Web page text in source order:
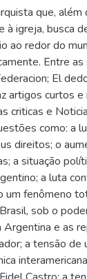
que,
à igreja, busca
ao redor do
Entre as
El
artigos curtos
criticas e
como: a
direitos; o
a situação
a luta
um fenômeno
sob o
Argentina e as
a tensão de